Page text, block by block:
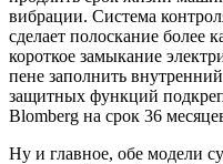
вибрации. Система
сделает полоскание более
короткое замыкание
пене заполнить
защитных функций
Blomberg на срок 36
Ну и главное, обе модели